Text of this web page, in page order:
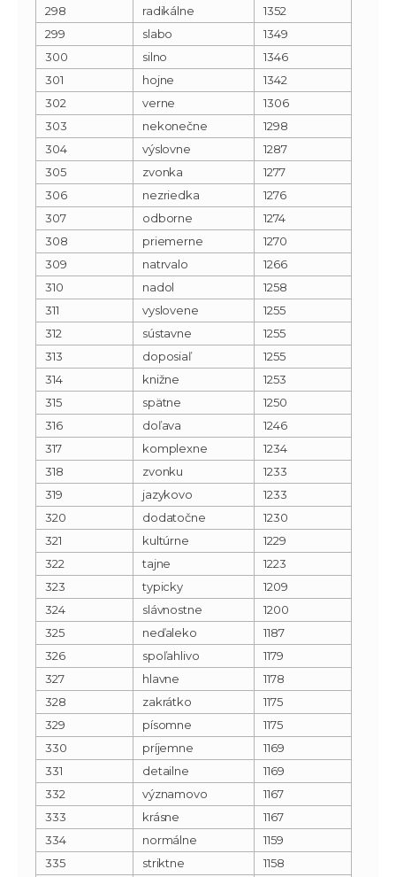
298 radikálne
1352
299
slabo
1349
300
silno
1346
301
hojne
1342
302
verne
1306
303
nekonečne
1298
304
výslovne
1287
305
zvonka
1277
306
nezriedka
1276
307
odborne
1274
308
priemerne
1270
309
natrvalo
1266
310
nadol
1258
311
vyslovene
1255
312
sústavne
1255
313
doposiaľ
1255
314
knižne
1253
315
spätne
1250
316
doľava
1246
317
komplexne
1234
318
zvonku
1233
319
jazykovo
1233
320
dodatočne
1230
321
kultúrne
1229
322
tajne
1223
323
typicky
1209
324
slávnostne
1200
325
neďaleko
1187
326
spoľahlivo
1179
327
hlavne
1178
328
zakrátko
1175
329
písomne
1175
330
príjemne
1169
331
detailne
1169
332
významovo
1167
333
krásne
1167
334
normálne
1159
335
striktne
1158